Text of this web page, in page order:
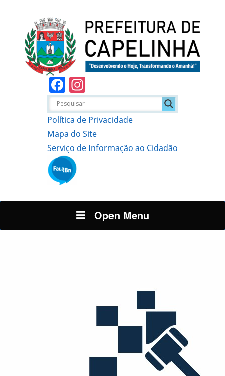
Facebook
Política de Privacidade
Mapa do Site
Serviço de Informação ao Cidadão
Open Menu